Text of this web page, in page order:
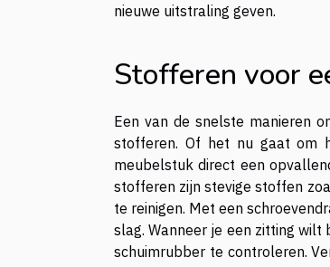
nieuwe uitstraling geven.
Stofferen voor
Een van de snelste manieren
stofferen. Of het nu gaat om
meubelstuk direct een
stofferen zijn stevige stoffen
te reinigen. Met een
slag. Wanneer je een zitting
schuimrubber te controleren.